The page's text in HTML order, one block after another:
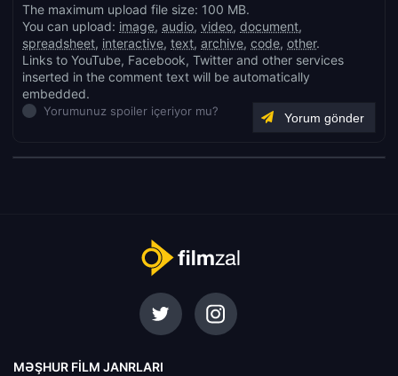
The maximum upload file size: 100 MB.
You can upload: image, audio, video, document,
spreadsheet, interactive, text, archive, code, other.
Links to YouTube, Facebook, Twitter and other services
inserted in the comment text will be automatically
embedded.
Yorumunuz spoiler içeriyor mu?
MƏŞHUR FILM JANRLARI